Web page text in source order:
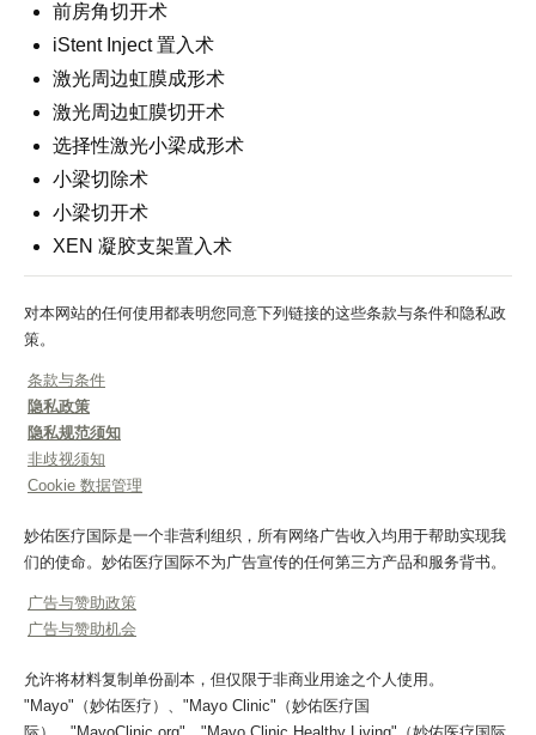
前房角切开术
iStent Inject 置入术
激光周边虹膜成形术
激光周边虹膜切开术
选择性激光小梁成形术
小梁切除术
小梁切开术
XEN 凝胶支架置入术
对本网站的任何使用都表明您同意下列链接的这些条款与条件和隐私政
策。
条款与条件
隐私政策
隐私规范须知
非歧视须知
Cookie 数据管理
妙佑医疗国际是一个非营利组织，所有网络广告收入均用于帮助实现我
们的使命。妙佑医疗国际不为广告宣传的任何第三方产品和服务背书。
广告与赞助政策
广告与赞助机会
允许将材料复制单份副本，但仅限于非商业用途之个人使用。
"Mayo"（妙佑医疗）、"Mayo Clinic"（妙佑医疗国